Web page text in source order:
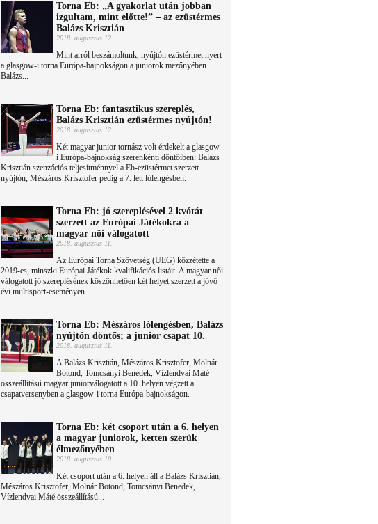
Torna Eb: „A gyakorlat után jobban
izgultam, mint előtte!” – az ezüstérmes
Balázs Krisztián
2018. augusztus 12.
Mint arról beszámoltunk, nyújtón ezüstérmet nyert
a glasgow-i torna Európa-bajnokságon a juniorok mezőnyében
Balázs...
Torna Eb: fantasztikus szereplés,
Balázs Krisztián ezüstérmes nyújtón!
2018. augusztus 12.
Két magyar junior tornász volt érdekelt a glasgow-
i Európa-bajnokság szerenkénti döntőiben: Balázs
Krisztián szenzációs teljesítménnyel a Eb-ezüstérmet szerzett
nyújtón, Mészáros Krisztofer pedig a 7. lett lólengésben.
Torna Eb: jó szereplésével 2 kvótát
szerzett az Európai Játékokra a
magyar női válogatott
2018. augusztus 11.
Az Európai Torna Szövetség (UEG) közzétette a
2019-es, minszki Európai Játékok kvalifikációs listáit. A magyar női
válogatott jó szereplésének köszönhetően két helyet szerzett a jövő
évi multisport-eseményen.
Torna Eb: Mészáros lólengésben, Balázs
nyújtón döntős; a junior csapat 10.
2018. augusztus 11.
A Balázs Krisztián, Mészáros Krisztofer, Molnár
Botond, Tomcsányi Benedek, Vízlendvai Máté
összeállítású magyar juniorválogatott a 10. helyen végzett a
csapatversenyben a glasgow-i torna Európa-bajnokságon.
Torna Eb: két csoport után a 6. helyen
a magyar juniorok, ketten szerük
élmezőnyében
2018. augusztus 10.
Két csoport után a 6. helyen áll a Balázs Krisztián,
Mészáros Krisztofer, Molnár Botond, Tomcsányi Benedek,
Vízlendvai Máté összeállítású...